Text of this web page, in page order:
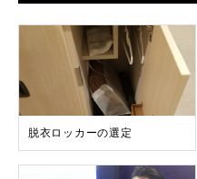
脱衣ロッカーの選定